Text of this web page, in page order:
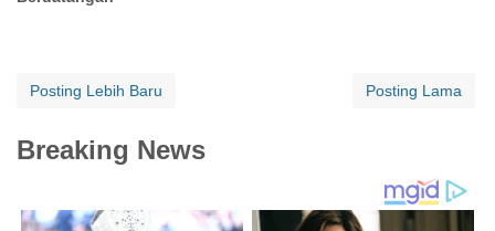
Posting Lebih Baru Posting Lama
Breaking News